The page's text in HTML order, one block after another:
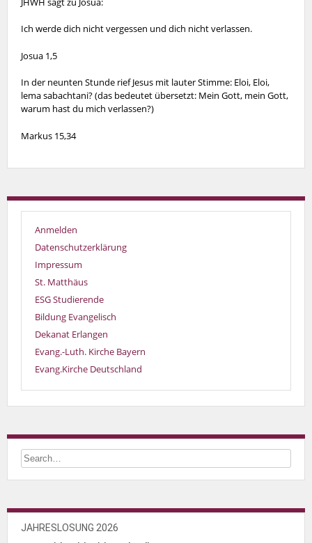
Ich werde dich nicht vergessen und dich nicht verlassen.
Josua 1,5
In der neunten Stunde rief Jesus mit lauter Stimme: Eloi, Eloi,
lema sabachtani? (das bedeutet übersetzt: Mein Gott, mein Gott,
warum hast du mich verlassen?)
Markus 15,34
Anmelden
Datenschutzerklärung
Impressum
St. Matthäus
ESG Studierende
Bildung Evangelisch
Dekanat Erlangen
Evang.-Luth. Kirche Bayern
Evang.Kirche Deutschland
JAHRESLOSUNG 2026